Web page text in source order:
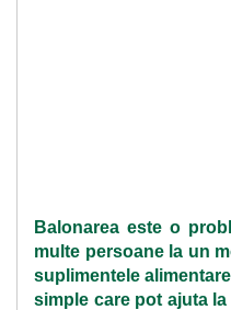
Balonarea este o
multe persoane la un
suplimentele
simple care pot ajuta